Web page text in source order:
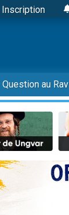
Inscription
Question au Rav